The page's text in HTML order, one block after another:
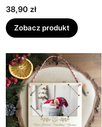
Cena
38,90 zł
Zobacz produkt